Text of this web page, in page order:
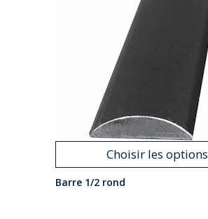
Choisir les options
Barre 1/2 rond